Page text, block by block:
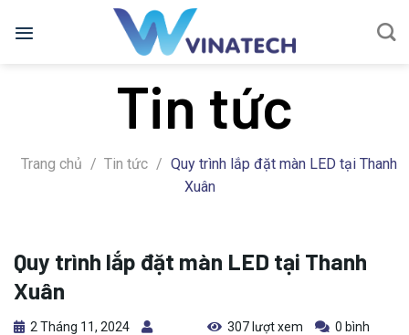
qua
Tin tức
Trang chủ / Tin tức / Quy trình lắp đặt màn LED tại Thanh
Xuân
Quy trình lắp đặt màn LED tại Thanh
Xuân
2 Tháng 11, 2024
307 lượt xem
0 bình